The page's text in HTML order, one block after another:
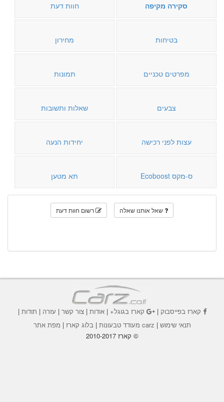
סקירה מקיפה חוות דעת
בטיחות מחירון
מפרטים טכניים תמונות
צבעים שאלות ותשובות
עצות לפני רכישה יחידות הנעה
ס-מקס Ecoboost תא מטען
שאל אותנו שאלה רשום חוות דעת
קארז בפייסבוק| קארז בגוגל+|אודות |צור קשר | עזרה | תודות |
תנאי שימוש | carz מעודד טבעונות | בלוג קארז | מפת אתר
© קארז 2010-2017